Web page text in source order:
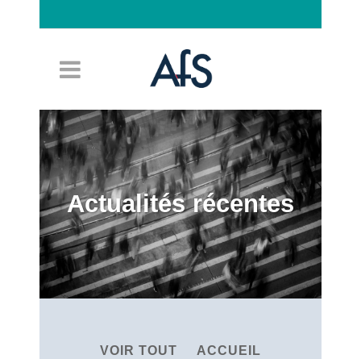
Actualités récentes
VOIR TOUT
ACCUEIL